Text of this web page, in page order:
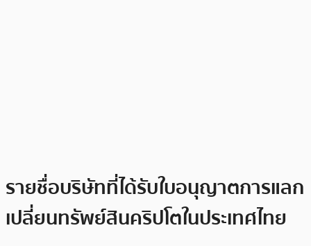
รายชื่อบริษัทที่ได้รับใบอนุญาตการแลก
เปลี่ยนทรัพย์สินคริปโตในประเทศไทย